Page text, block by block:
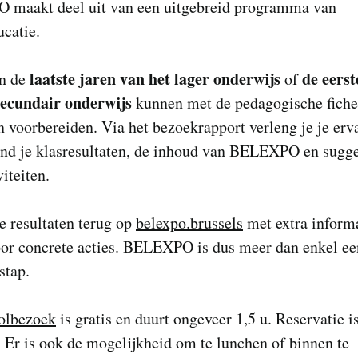
maakt deel uit van een uitgebreid programma van
delaatste jaren van het lager onderwijsofde
onderwijskunnen met de pedagogische
voorbereiden. Via het bezoekrapport verleng je je
je klasresultaten, de inhoud van BELEXPO en
resultaten terug opbelexpo.brussels met extra
concrete acties. BELEXPO is dus meer dan enkel
is gratis en duurt ongeveer 1,5 u. Reservatie
is ook de mogelijkheid om te lunchen of binnen te